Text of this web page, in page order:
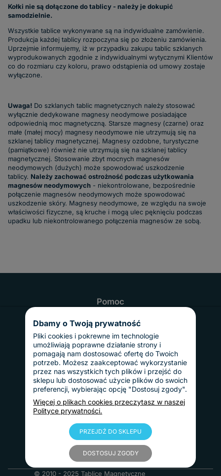
Kołki nie są dołączone do tablicy - należy je dokupić
samodzielnie.
Wszystkie tablice wykonywane są na indywidualne zamówienie.
Produkcja każdej tablicy rozpoczyna się po złożeniu zamówienia.
Uprzejmie informujemy, iż w przypadku zakupu tablic szklanych
wyprodukowanych zgodnie z indywidualnymi wytycznymi Klientów
co do rozmiaru czy koloru, prawo odstąpienia od umowy zostaje
wyłączone.
Uwaga! Do szklanych tablic magnetycznych należy stosować
wyłącznie dedykowane magnesy neodymowe posiadające
odpowiednią moc magnetyczną. Starsze magnesy (czarne) oraz
małe (małej mocy) magnesy neodymowe nie utrzymują się na
szklanej tablicy magnetycznej. Magnesy ozdobne, turystyczne
(pamiątkowe) również nie utrzymują się na szklanej tablicy
magnetycznej. Stosowanie zbyt mocnych magnesów
neodymowych (dużych) może spowodować uszkodzenie
tablicy. Należy zachować ostrożność podczas użytkowania
magnesów neodymowych - niekontrolowane, bezpośrednie
połączenie magnesów neodymowych może spowodować
uszkodzenie skóry. Magnesy neodymowe, ze względu na swoje
właściwości fizyczne, są kruche i mogą ulec pęknięciu podczas
upadku lub niekontrolowanego połączenia magnesów ze sobą.
Pomoc
Odbiór osobisty
Twoje konto
Informacje
Regulamin
Reklamacje i zwroty
Gwarancja
Polityka prywatności
Dostawy i płatności
Koszty dostawy
InPost Pay
Sposoby płatności
O nas
Kontakt
Informacje o firmie
Blog
© 2010 - 2025 Tablice Magnetyczne
Dbamy o Twoją prywatność
Pliki cookies i pokrewne im technologie
umożliwiają poprawne działanie strony i
pomagają nam dostosować ofertę do Twoich
potrzeb. Możesz zaakceptować wykorzystanie
przez nas wszystkich tych plików i przejść do
sklepu lub dostosować użycie plików do swoich
preferencji, wybierając opcję "Dostosuj zgody".
Więcej o plikach cookies przeczytasz w naszej
Polityce prywatności.
PRZEJDŹ DO SKLEPU
DOSTOSUJ ZGODY